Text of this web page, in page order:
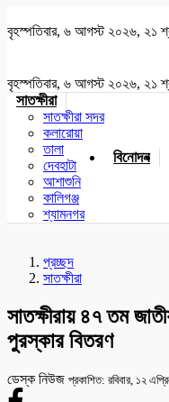
বৃহস্পতিবার, ৬ আগস্ট ২০২৬, ২১
বৃহস্পতিবার, ৬ আগস্ট ২০২৬, ২১
সাতক্ষীরা
সাতক্ষীরা সদর
কলারোয়া
তালা
দেবহাটা
আশাশুনি
কালিগঞ্জ
শ্যামনগর
বিনোদন
প্রচ্ছদ
সাতক্ষীরা
সাতক্ষীরায় ৪৭ তম
পুরস্কার বিতরণ
ডেস্ক নিউজ প্রকাশিত: রবিবার, ১২